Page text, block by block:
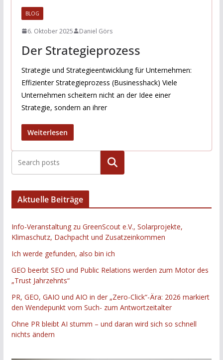
BLOG
6. Oktober 2025 Daniel Görs
Der Strategieprozess
Strategie und Strategieentwicklung für Unternehmen:
Effizienter Strategieprozess (Businesshack) Viele
Unternehmen scheitern nicht an der Idee einer
Strategie, sondern an ihrer
Weiterlesen
Suchen
Aktuelle Beiträge
Info-Veranstaltung zu GreenScout e.V., Solarprojekte,
Klimaschutz, Dachpacht und Zusatzeinkommen
Ich werde gefunden, also bin ich
GEO beerbt SEO und Public Relations werden zum Motor des
„Trust Jahrzehnts“
PR, GEO, GAIO und AIO in der „Zero-Click“-Ära: 2026 markiert
den Wendepunkt vom Such- zum Antwortzeitalter
Ohne PR bleibt AI stumm – und daran wird sich so schnell
nichts ändern